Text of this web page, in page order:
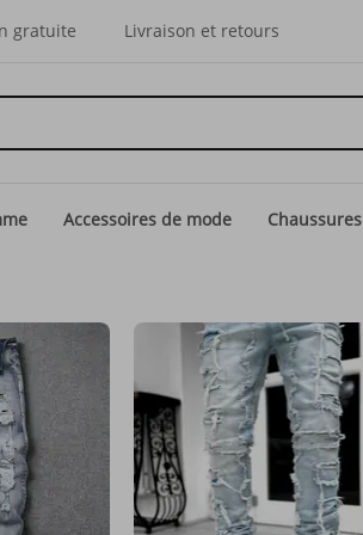
gratuite Livraison et retours
Accessoires de mode Chaussures